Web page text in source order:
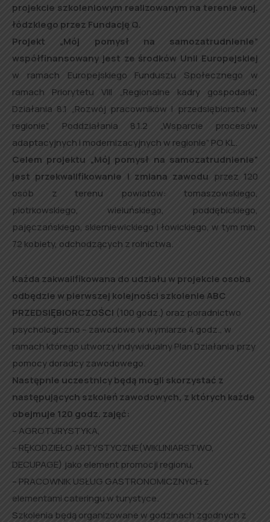
projekcie szkoleniowym realizowanym na terenie woj.
łódzkiego przez Fundację Q.
Projekt „Mój pomysł na samozatrudnienie”
współfinansowany jest ze środków Unii Europejskiej
w ramach Europejskiego Funduszu Społecznego w
ramach Priorytetu VIII „Regionalne kadry gospodarki”,
Działania 8.1 „Rozwój pracowników i przedsiębiorstw w
regionie”, Poddziałania 8.1.2 „Wsparcie procesów
adaptacyjnych i modernizacyjnych w regionie” PO KL.
Celem projektu „Mój pomysł na samozatrudnienie”
jest przekwalifikowanie i zmiana zawodu przez 120
osób z terenu powiatów: tomaszowskiego,
piotrkowskiego, wieluńskiego, poddębickiego,
pajęczańskiego, skierniewickiego i łowickiego, w tym min.
72 kobiety, odchodzących z rolnictwa.
Każda zakwalifikowana do udziału w projekcie osoba
odbędzie w pierwszej kolejności szkolenie ABC
PRZEDSIĘBIORCZOŚCI (100 godz.) oraz poradnictwo
psychologiczno – zawodowe w wymiarze 4 godz., w
ramach którego utworzy Indywidualny Plan Działania przy
pomocy doradcy zawodowego.
Następnie uczestnicy będą mogli skorzystać z
następujących szkoleń zawodowych, z których każde
obejmuje 120 godz. zajęć:
– AGROTURYSTYKA,
– RĘKODZIEŁO ARTYSTYCZNE(WIKLINIARSTWO,
DECUPAGE) jako element promocji regionu,
– PRACOWNIK USŁUG GASTRONOMICZNYCH z
elementami cateringu w turystyce.
Szkolenia będą organizowane w godzinach zgodnych z